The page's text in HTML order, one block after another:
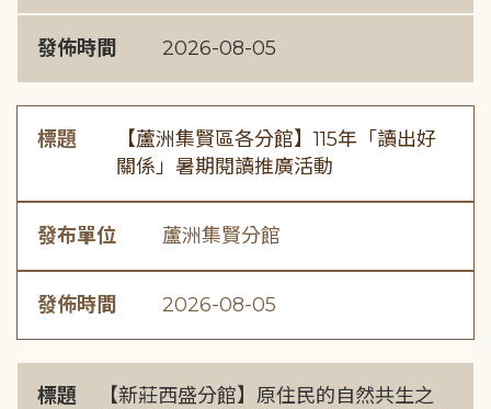
發佈時間 2026-08-05
標題
【蘆洲集賢區各分館】115年「讀出好
關係」暑期閱讀推廣活動
發布單位 蘆洲集賢分館
發佈時間 2026-08-05
標題
【新莊西盛分館】原住民的自然共生之